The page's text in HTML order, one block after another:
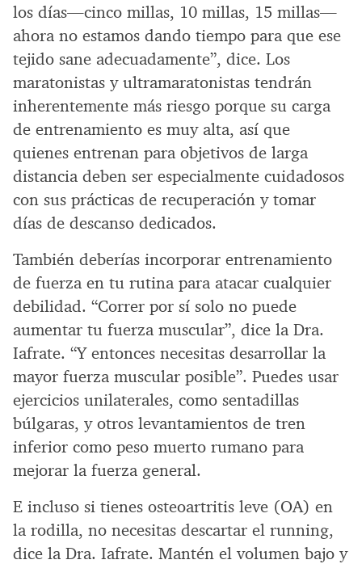
los días—cinco millas, 10 millas, 15 millas—
ahora no estamos dando tiempo para que ese
tejido sane adecuadamente”, dice. Los
maratonistas y ultramaratonistas tendrán
inherentemente más riesgo porque su carga
de entrenamiento es muy alta, así que
quienes entrenan para objetivos de larga
distancia deben ser especialmente cuidadosos
con sus prácticas de recuperación y tomar
días de descanso dedicados.
También deberías incorporar entrenamiento
de fuerza en tu rutina para atacar cualquier
debilidad. “Correr por sí solo no puede
aumentar tu fuerza muscular”, dice la Dra.
Iafrate. “Y entonces necesitas desarrollar la
mayor fuerza muscular posible”. Puedes usar
ejercicios unilaterales, como sentadillas
búlgaras, y otros levantamientos de tren
inferior como peso muerto rumano para
mejorar la fuerza general.
E incluso si tienes osteoartritis leve (OA) en
la rodilla, no necesitas descartar el running,
dice la Dra. Iafrate. Mantén el volumen bajo y